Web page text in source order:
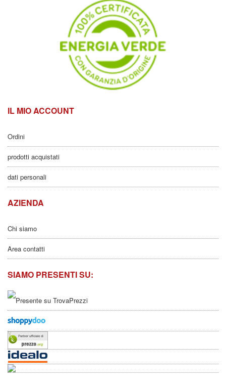
IL MIO ACCOUNT
Ordini
prodotti acquistati
dati personali
AZIENDA
Chi siamo
Area contatti
SIAMO PRESENTI SU: